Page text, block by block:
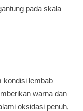
pada skala
kondisi lembab
warna dan
oksidasi penuh,